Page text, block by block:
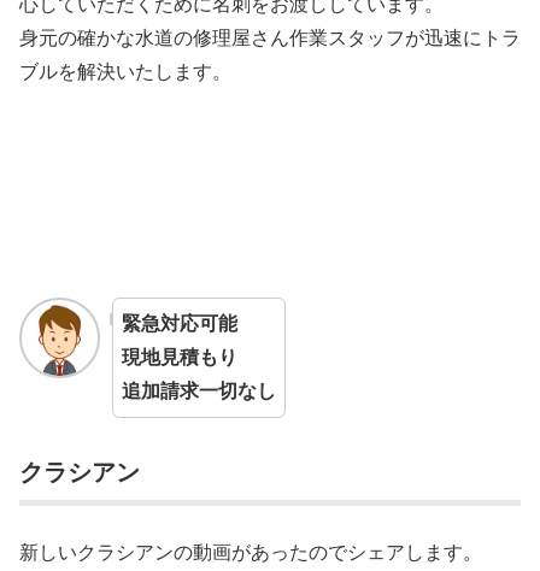
心していただくために名刺をお渡ししています。
身元の確かな水道の修理屋さん作業スタッフが迅速にトラ
ブルを解決いたします。
緊急対応可能
現地見積もり
追加請求一切なし
クラシアン
新しいクラシアンの動画があったのでシェアします。